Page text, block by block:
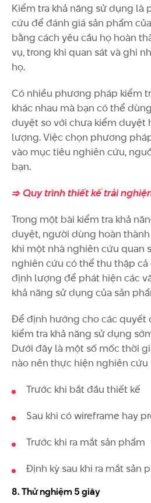
Kiểm tra khả năng sử dụng là
cứu để đánh giá sản phẩm
bằng cách yêu cầu họ hoàn
vụ, trong khi quan sát và ghi
họ.
Có nhiều phương pháp kiểm
khác nhau mà bạn có thể
duyệt so với chưa kiểm duyệt
lượng. Việc chọn phương
vào mục tiêu nghiên cứu,
bạn.
=> Quy trình thiết kế trải
Trong một bài kiểm tra khả
duyệt, người dùng hoàn
khi một nhà nghiên cứu quan
nghiên cứu có thể thu thập
định lượng để phát hiện các
khả năng sử dụng của sản
Để định hướng cho các quyết
kiểm tra khả năng sử dụng
Dưới đây là một số mốc thời
nào nên thực hiện nghiên cứu
Trước khi bắt đầu thiết kế
Sau khi có wireframe hay
Trước khi ra mắt sản phẩm
Định kỳ sau khi ra mắt sản
8. Thử nghiệm 5 giây